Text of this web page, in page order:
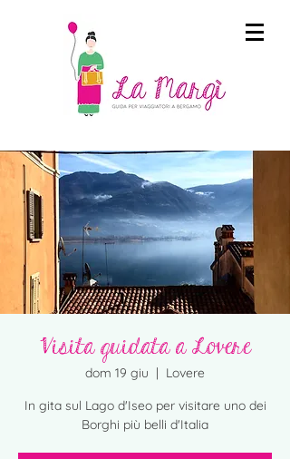
Visita guidata a Lovere
dom 19 giu
  |
Lovere
In gita sul Lago d'Iseo per visitare uno dei
Borghi più belli d'Italia